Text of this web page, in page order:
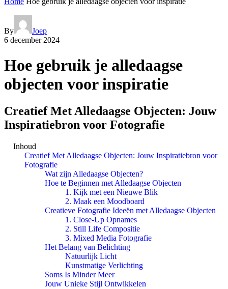
By
Joep
6 december 2024
Hoe gebruik je alledaagse
objecten voor inspiratie
Creatief Met Alledaagse Objecten: Jouw
Inspiratiebron voor Fotografie
Inhoud
Creatief Met Alledaagse Objecten: Jouw Inspiratiebron voor
Fotografie
Wat zijn Alledaagse Objecten?
Hoe te Beginnen met Alledaagse Objecten
1. Kijk met een Nieuwe Blik
2. Maak een Moodboard
Creatieve Fotografie Ideeën met Alledaagse Objecten
1. Close-Up Opnames
2. Still Life Compositie
3. Mixed Media Fotografie
Het Belang van Belichting
Natuurlijk Licht
Kunstmatige Verlichting
Soms Is Minder Meer
Jouw Unieke Stijl Ontwikkelen